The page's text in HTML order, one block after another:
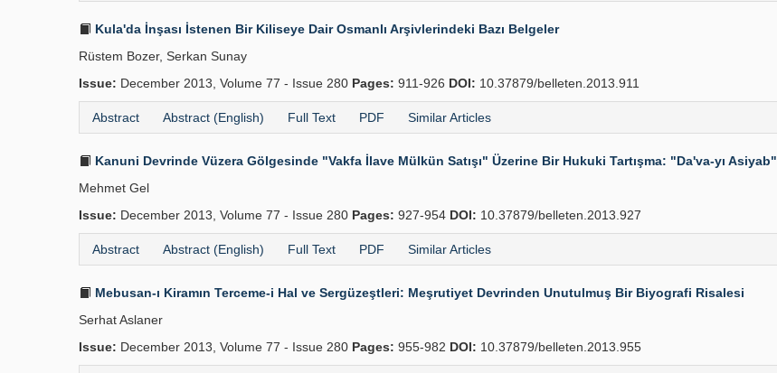
Kula'da İnşası İstenen Bir Ki­liseye Dair Osmanlı Arşivlerindeki Bazı Belgeler
Rüstem Bozer, Serkan Sunay
Issue: December 2013, Volume 77 - Issue 280 Pages: 911-926 DOI: 10.37879/belleten.2013.911
Abstract Abstract (English) Full Text PDF Similar Articles
Kanuni Devrinde Vüzera Gölgesinde "Vakfa İlave Mülkün Satışı" Üzerine Bir Hukuki Tartışma: "Da'va-yı Asiyab"
Mehmet Gel
Issue: December 2013, Volume 77 - Issue 280 Pages: 927-954 DOI: 10.37879/belleten.2013.927
Abstract Abstract (English) Full Text PDF Similar Articles
Mebusan-ı Kiramın Terceme-i Hal ve Sergüzeştleri: Meşrutiyet Devrinden Unutulmuş Bir Biyografi Risalesi
Serhat Aslaner
Issue: December 2013, Volume 77 - Issue 280 Pages: 955-982 DOI: 10.37879/belleten.2013.955